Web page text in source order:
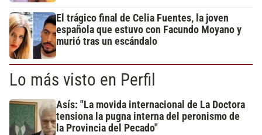
El trágico final de Celia Fuentes, la joven
española que estuvo con Facundo Moyano y
murió tras un escándalo
Lo más visto en Perfil
Asís: "La movida internacional de La Doctora
tensiona la pugna interna del peronismo de
la Provincia del Pecado"